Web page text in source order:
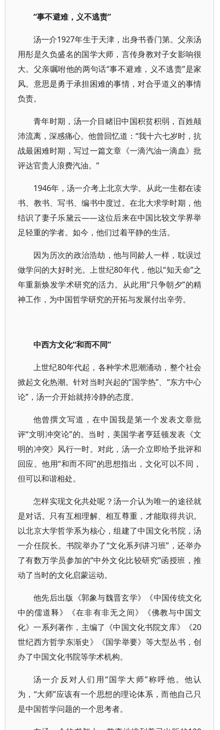
“事不避难，义不逃责”
汤一介1927年生于天津，出身书香门第。父亲汤
用彤是久负盛名的国学大师，言传身教对子女影响很
大。父亲嘱咐他的两句话“事不避难，义不逃责”是家
风。意思是勇于承担困难的事情，对合乎道义的事情
负责。
青年时期，汤一介目睹旧中国积贫积弱，百姓颠
沛流离，深感痛心。他曾回忆道：“我十六七岁时，抗
战最困难时期，写过一篇文章《一滴汽油一滴血》批
评达官贵人浪费汽油。”
1946年，汤一介考上北京大学。从此一生都在读
书、教书、写书、编书中度过。在北大求学时期，他
结识了妻子乐黛云——这位后来在中国比较文学界举
足轻重的学者。如今，他们过着平静的生活。
因为历次的政治浩劫，他与同龄人一样，耽误过
做学问的大好时光。上世纪80年代，他以“知天命”之
年重新焕发学术研究的活力。从此用“只争朝夕”的精
神工作，为中国哲学研究的开拓与发展付出辛劳。
中西方文化“和而不同”
上世纪80年代起，各种学术思潮涌动，整个社会
掀起文化热潮。针对当时兴起的“国学热”、“东方中心
论”，汤一介开始就持冷静的态度。
他曾撰文写道，在中国我是第一个发表文章批
评“文明冲突论”的。当时，美国学者亨廷顿发表《文
明的冲突》风行一时。对此，汤一介立即给予批评和
回应。他用“和而不同”的思想指出，文化可以不同，
但可以和谐相处。
怎样实现文化共处呢？汤一介认为唯一的途径就
是对话。只有互相理解、相互尊重，才能取得共识。
以北京大学哲学系为核心，组建了中国文化书院，汤
一介任院长。书院举办了“文化系列讲习班”，还举办
了有数万学员参加的“中外文化比较研究”函授班，推
动了当时的文化启蒙运动。
他先后出版《郭象与魏晋玄学》《中国传统文化
中的儒道释》《在非有非无之间》《佛教与中国文
化》一系列著作，主编了《中国文化书院文库》《20
世纪西方哲学东渐史》《国学举要》等大型丛书，创
办了中国文化书院等学术机构。
汤一介反对人们用“国学大师”称呼他。他认
为，“大师”应该有一个思想的理论体系，而他自己只
是中国哲学问题的一个思考者。